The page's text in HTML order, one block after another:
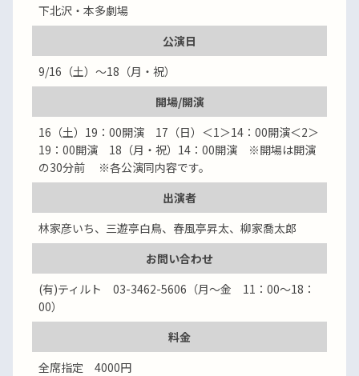
下北沢・本多劇場
公演日
9/16（土）～18（月・祝）
開場/開演
16（土）19：00開演 17（日）＜1＞14：00開演＜2＞
19：00開演 18（月・祝）14：00開演 ※開場は開演
の30分前 ※各公演同内容です。
出演者
林家彦いち、三遊亭白鳥、春風亭昇太、柳家喬太郎
お問い合わせ
(有)ティルト 03-3462-5606（月～金 11：00～18：
00）
料金
全席指定 4000円